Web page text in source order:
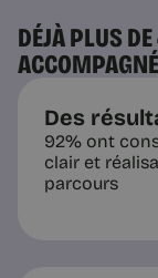
4 min
DÉJÀ PLUS
Des
92% ont
clair et
parcours